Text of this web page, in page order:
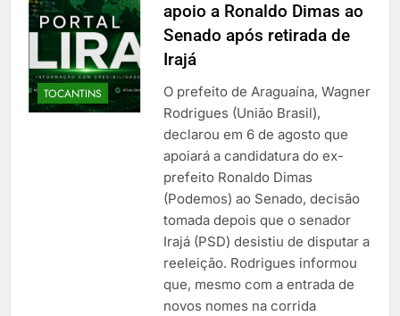
TOCANTINS
apoio a Ronaldo Dimas ao
Senado após retirada de
Irajá
O prefeito de Araguaína, Wagner
Rodrigues (União Brasil),
declarou em 6 de agosto que
apoiará a candidatura do ex-
prefeito Ronaldo Dimas
(Podemos) ao Senado, decisão
tomada depois que o senador
Irajá (PSD) desistiu de disputar a
reeleição. Rodrigues informou
que, mesmo com a entrada de
novos nomes na corrida